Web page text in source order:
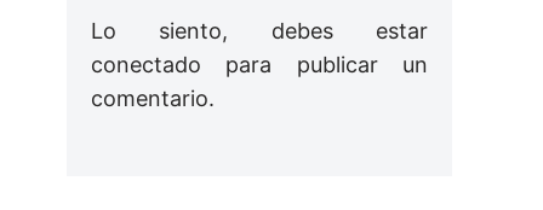
Lo siento, debes estar
conectado para publicar un
comentario.